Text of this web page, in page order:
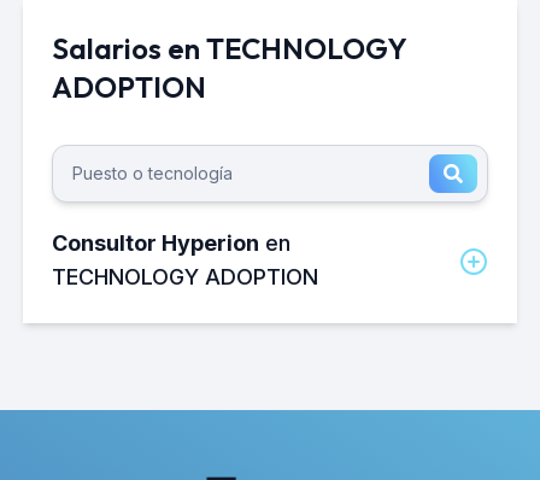
Salarios en TECHNOLOGY
ADOPTION
Consultor Hyperion en
TECHNOLOGY ADOPTION